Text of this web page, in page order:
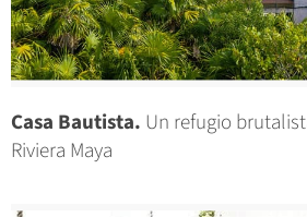
Casa Bautista. Un refugio
Riviera Maya